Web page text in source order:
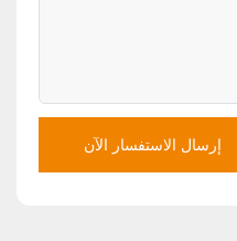
إرسال الاستفسار الآن